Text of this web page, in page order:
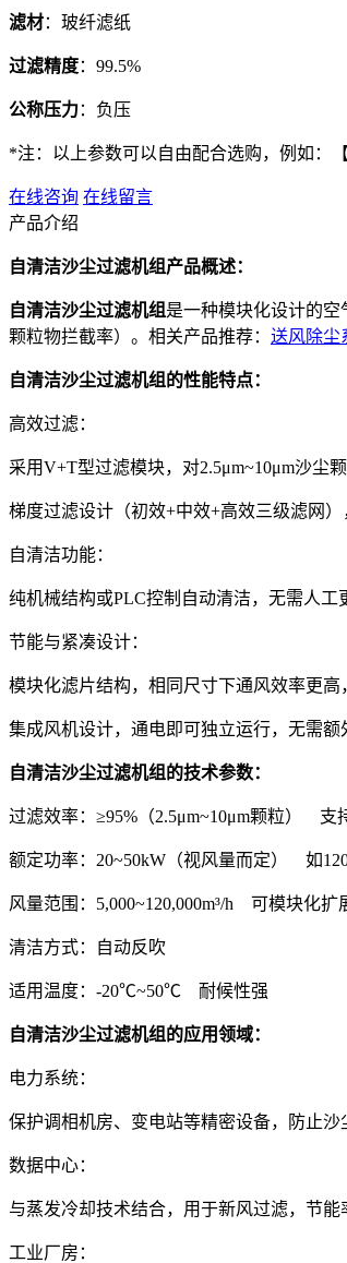
滤材：玻纤滤纸
过滤精度：99.5%
公称压力：负压
*注：以上参数可以自由配合选购，例如：
在线咨询 在线留言
产品介绍
‌自清洁沙尘过滤机组产品概述‌：
自清洁沙尘过滤机组 是一种模块化设计的
颗粒物拦截率）‌。相关产品推荐： 送风除尘
‌自清洁沙尘过滤机组的性能特点‌：
‌高效过滤‌：
采用V+T型过滤模块，对2.5μm~10μm沙尘
梯度过滤设计（初效+中效+高效三级滤网
‌自清洁功能：
纯机械结构或PLC控制自动清洁，无需人
‌节能与紧凑设计‌：
模块化滤片结构，相同尺寸下通风效率更
集成风机设计，通电即可独立运行，无需额
自清洁沙尘过滤机组的‌技术参数‌：
过滤效率：≥95%（2.5μm~10μm颗粒） 支
额定功率：20~50kW（视风量而定） 如
风量范围：5,000~120,000m³/h 可模块化扩
清洁方式：自动反吹
适用温度：-20℃~50℃ 耐候性强‌
自清洁沙尘过滤机组的应用领域‌：
‌电力系统‌：
保护调相机房、变电站等精密设备，防止
‌数据中心‌：
与蒸发冷却技术结合，用于新风过滤，节能
‌工业厂房‌：